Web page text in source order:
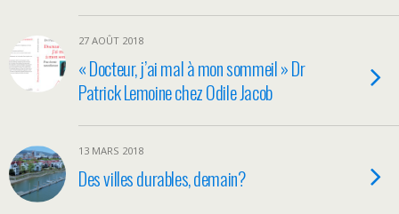
27 AOÛT 2018
« Docteur, j’ai mal à mon sommeil » Dr
Patrick Lemoine chez Odile Jacob
13 MARS 2018
Des villes durables, demain?